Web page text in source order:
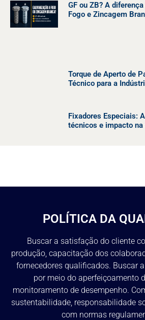
GF ou ZB? A
Fogo e Zincagem
Torque de Aperto de
Técnico para a
Fixadores Especiais:
técnicos e impacto
POLÍTICA DA
Buscar a satisfação do cliente
produção, capacitação dos
fornecedores qualificados. Buscar
por meio do aperfeiçoamento
monitoramento de desempenho.
sustentabilidade, responsabilidade
com normas